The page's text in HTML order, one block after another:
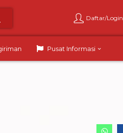
Daftar/Login
Pusat Informasi